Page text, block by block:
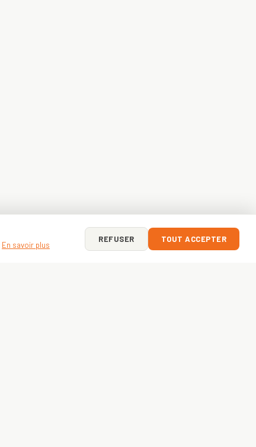
En savoir plus
REFUSER TOUT ACCEPTER